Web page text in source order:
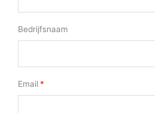
Bedrijfsnaam
Email